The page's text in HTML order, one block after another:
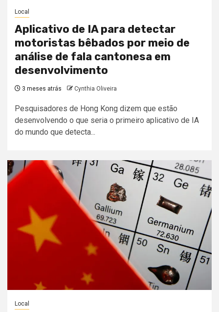
Local
Aplicativo de IA para detectar
motoristas bêbados por meio de
análise de fala cantonesa em
desenvolvimento
3 meses atrás Cynthia Oliveira
Pesquisadores de Hong Kong dizem que estão
desenvolvendo o que seria o primeiro aplicativo de IA
do mundo que detecta...
Local